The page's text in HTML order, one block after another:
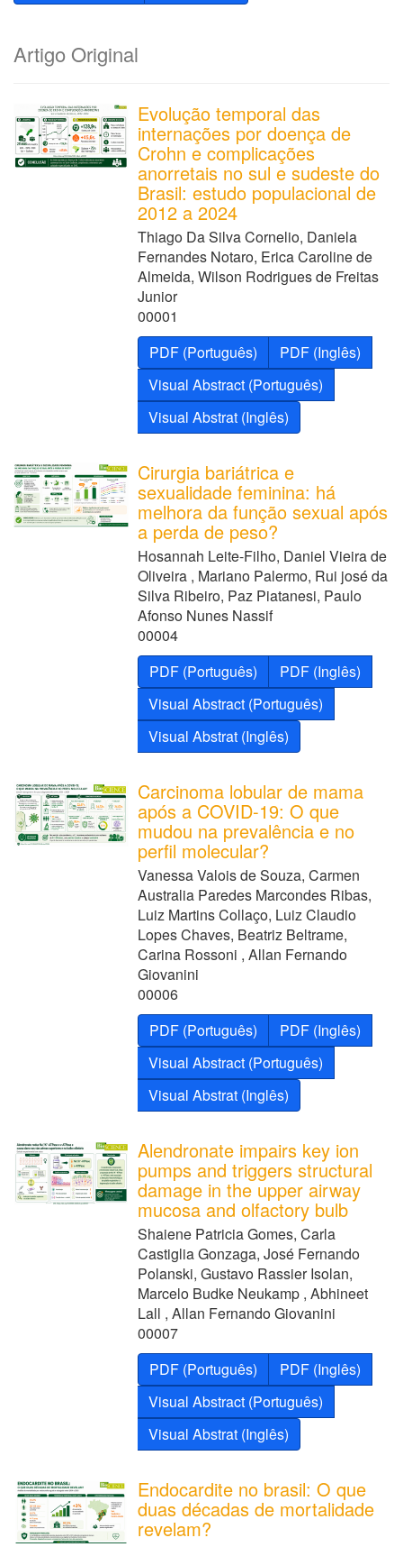
Artigo Original
Evolução temporal das
internações por doença de
Crohn e complicações
anorretais no sul e sudeste do
Brasil: estudo populacional de
2012 a 2024
Thiago Da Silva Cornelio, Daniela
Fernandes Notaro, Erica Caroline de
Almeida, Wilson Rodrigues de Freitas
Junior
00001
PDF (Português)
PDF (Inglês)
Visual Abstract (Português)
Visual Abstrat (Inglês)
Cirurgia bariátrica e
sexualidade feminina: há
melhora da função sexual após
a perda de peso?
Hosannah Leite-Filho, Daniel Vieira de
Oliveira , Mariano Palermo, Rui josé da
Silva Ribeiro, Paz Piatanesi, Paulo
Afonso Nunes Nassif
00004
PDF (Português)
PDF (Inglês)
Visual Abstract (Português)
Visual Abstrat (Inglês)
Carcinoma lobular de mama
após a COVID-19: O que
mudou na prevalência e no
perfil molecular?
Vanessa Valois de Souza, Carmen
Australia Paredes Marcondes Ribas,
Luiz Martins Collaço, Luiz Claudio
Lopes Chaves, Beatriz Beltrame,
Carina Rossoni , Allan Fernando
Giovanini
00006
PDF (Português)
PDF (Inglês)
Visual Abstract (Português)
Visual Abstrat (Inglês)
Alendronate impairs key ion
pumps and triggers structural
damage in the upper airway
mucosa and olfactory bulb
Shaiene Patricia Gomes, Carla
Castiglia Gonzaga, José Fernando
Polanski, Gustavo Rassier Isolan,
Marcelo Budke Neukamp , Abhineet
Lall , Allan Fernando Giovanini
00007
PDF (Português)
PDF (Inglês)
Visual Abstract (Português)
Visual Abstrat (Inglês)
Endocardite no brasil: O que
duas décadas de mortalidade
revelam?